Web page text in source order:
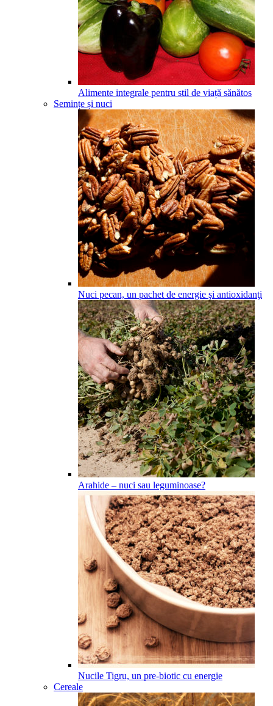
Alimente integrale pentru stil de viață sănătos
Semințe și nuci
Nuci pecan, un pachet de energie şi antioxidanţi
Arahide – nuci sau leguminoase?
Nucile Tigru, un pre-biotic cu energie
Cereale